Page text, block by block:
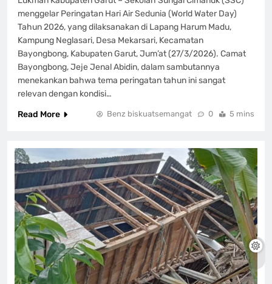
menggelar Peringatan Hari Air Sedunia (World Water Day)
Tahun 2026, yang dilaksanakan di Lapang Harum Madu,
Kampung Neglasari, Desa Mekarsari, Kecamatan
Bayongbong, Kabupaten Garut, Jum’at (27/3/2026). Camat
Bayongbong, Jeje Jenal Abidin, dalam sambutannya
menekankan bahwa tema peringatan tahun ini sangat
relevan dengan kondisi…
Read More
Benz biskuatsemangat 0 5 mins